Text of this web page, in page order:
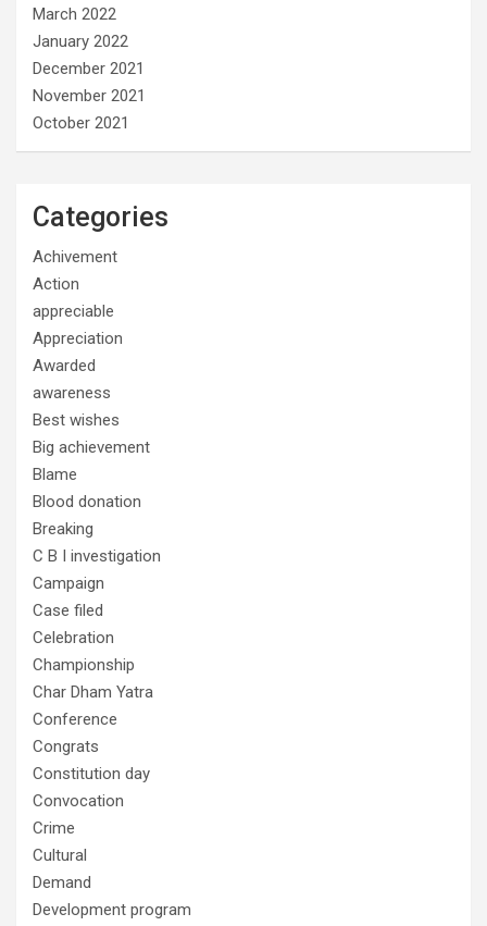
March 2022
January 2022
December 2021
November 2021
October 2021
Categories
Achivement
Action
appreciable
Appreciation
Awarded
awareness
Best wishes
Big achievement
Blame
Blood donation
Breaking
C B I investigation
Campaign
Case filed
Celebration
Championship
Char Dham Yatra
Conference
Congrats
Constitution day
Convocation
Crime
Cultural
Demand
Development program